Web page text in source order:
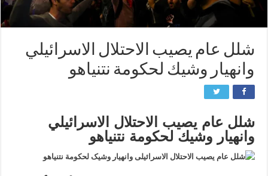
شلل عام يصيب الاحتلال الاسرائيلي
وانهيار وشيك لحكومة نتنياهو
شلل عام يصيب الاحتلال الاسرائيلي
وانهيار وشيك لحكومة نتنياهو